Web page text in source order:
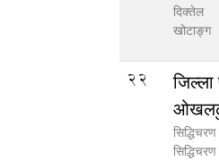
दिक्तेल
खोटाङ्ग
22